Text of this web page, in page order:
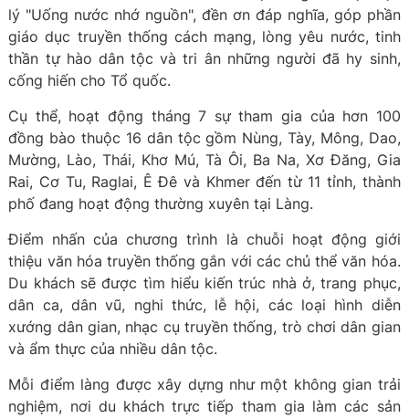
lý "Uống nước nhớ nguồn", đền ơn đáp nghĩa, góp phần
giáo dục truyền thống cách mạng, lòng yêu nước, tinh
thần tự hào dân tộc và tri ân những người đã hy sinh,
cống hiến cho Tổ quốc.
Cụ thể, hoạt động tháng 7 sự tham gia của hơn 100
đồng bào thuộc 16 dân tộc gồm Nùng, Tày, Mông, Dao,
Mường, Lào, Thái, Khơ Mú, Tà Ôi, Ba Na, Xơ Đăng, Gia
Rai, Cơ Tu, Raglai, Ê Đê và Khmer đến từ 11 tỉnh, thành
phố đang hoạt động thường xuyên tại Làng.
Điểm nhấn của chương trình là chuỗi hoạt động giới
thiệu văn hóa truyền thống gắn với các chủ thể văn hóa.
Du khách sẽ được tìm hiểu kiến trúc nhà ở, trang phục,
dân ca, dân vũ, nghi thức, lễ hội, các loại hình diễn
xướng dân gian, nhạc cụ truyền thống, trò chơi dân gian
và ẩm thực của nhiều dân tộc.
Mỗi điểm làng được xây dựng như một không gian trải
nghiệm, nơi du khách trực tiếp tham gia làm các sản